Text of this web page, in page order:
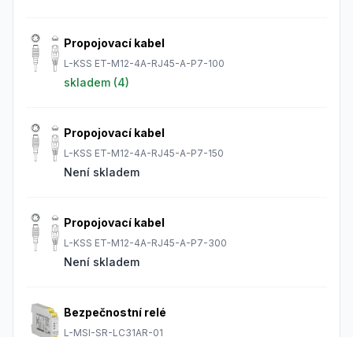
Propojovací kabel
L-KSS ET-M12-4A-RJ45-A-P7-100
skladem (4)
Propojovací kabel
L-KSS ET-M12-4A-RJ45-A-P7-150
Není skladem
Propojovací kabel
L-KSS ET-M12-4A-RJ45-A-P7-300
Není skladem
Bezpečnostní relé
L-MSI-SR-LC31AR-01